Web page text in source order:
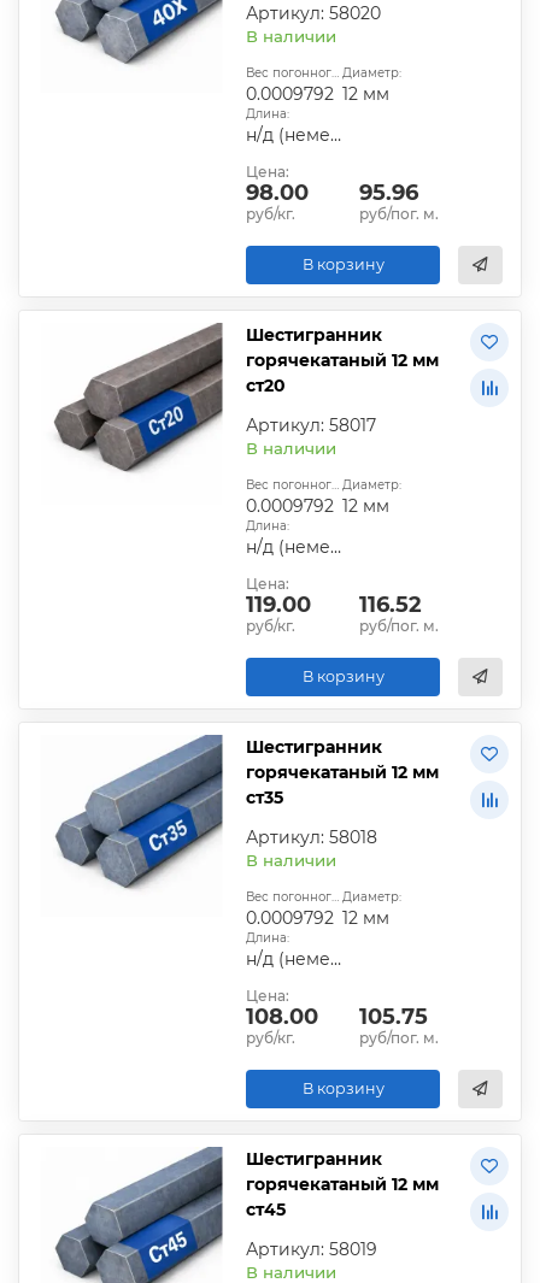
Артикул: 58020
В наличии
Вес погонного метра, т.:
0.0009792
Диаметр:
12 мм
Длина:
н/д (немерная)
Цена:
98.00
руб/кг.
95.96
руб/пог. м.
В корзину
Шестигранник
горячекатаный 12 мм
ст20
Артикул: 58017
В наличии
Вес погонного метра, т.:
0.0009792
Диаметр:
12 мм
Длина:
н/д (немерная)
Цена:
119.00
руб/кг.
116.52
руб/пог. м.
В корзину
Шестигранник
горячекатаный 12 мм
ст35
Артикул: 58018
В наличии
Вес погонного метра, т.:
0.0009792
Диаметр:
12 мм
Длина:
н/д (немерная)
Цена:
108.00
руб/кг.
105.75
руб/пог. м.
В корзину
Шестигранник
горячекатаный 12 мм
ст45
Артикул: 58019
В наличии